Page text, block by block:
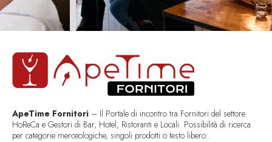
ApeTime Fornitori – Il Portale di incontro tra Fornitori del settore
HoReCa e Gestori di Bar, Hotel, Ristoranti e Locali. Possibilità di ricerca
per categorie merceologiche, singoli prodotti o testo libero..